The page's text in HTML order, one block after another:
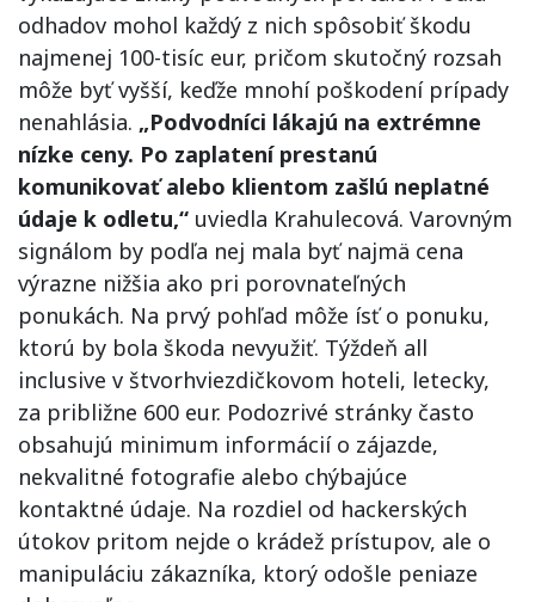
odhadov mohol každý z nich spôsobiť škodu
najmenej 100-tisíc eur, pričom skutočný rozsah
môže byť vyšší, keďže mnohí poškodení prípady
nenahlásia. „Podvodníci lákajú na extrémne
nízke ceny. Po zaplatení prestanú
komunikovať alebo klientom zašlú neplatné
údaje k odletu,“ uviedla Krahulecová. Varovným
signálom by podľa nej mala byť najmä cena
výrazne nižšia ako pri porovnateľných
ponukách. Na prvý pohľad môže ísť o ponuku,
ktorú by bola škoda nevyužiť. Týždeň all
inclusive v štvorhviezdičkovom hoteli, letecky,
za približne 600 eur. Podozrivé stránky často
obsahujú minimum informácií o zájazde,
nekvalitné fotografie alebo chýbajúce
kontaktné údaje. Na rozdiel od hackerských
útokov pritom nejde o krádež prístupov, ale o
manipuláciu zákazníka, ktorý odošle peniaze